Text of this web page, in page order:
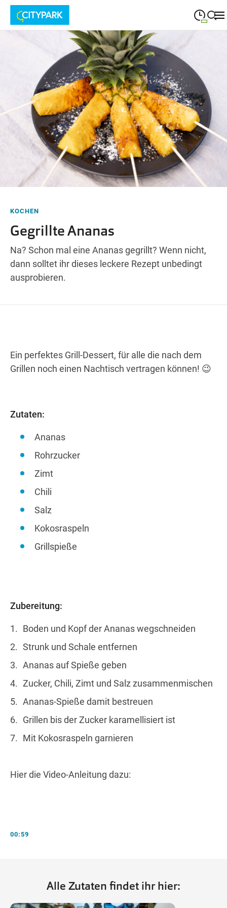
Suche schließen
Dienstag
DIENSTAG 09:00—
Mittwoch
MITTWOCH 09:00—19:30
Donnerstag
DONNERSTAG 09:00—19:30
Freitag
FREITAG 09:00—19:30
Samstag
SAMSTAG 09:00 —18:00
Wegbeschreibung
KOCHEN
Gegrillte Ananas
Na? Schon mal eine Ananas gegrillt? Wenn nicht,
dann solltet ihr dieses leckere Rezept unbedingt
ausprobieren.
Ein perfektes Grill-Dessert, für alle die nach dem
Grillen noch einen Nachtisch vertragen können! 😉
Zutaten:
Ananas
Rohrzucker
Zimt
Chili
Salz
Kokosraspeln
Grillspieße
Zubereitung:
Boden und Kopf der Ananas wegschneiden
Strunk und Schale entfernen
Ananas auf Spieße geben
Zucker, Chili, Zimt und Salz zusammenmischen
Ananas-Spieße damit bestreuen
Grillen bis der Zucker karamellisiert ist
Mit Kokosraspeln garnieren
Hier die Video-Anleitung dazu:
00:59
Alle Zutaten findet ihr hier: